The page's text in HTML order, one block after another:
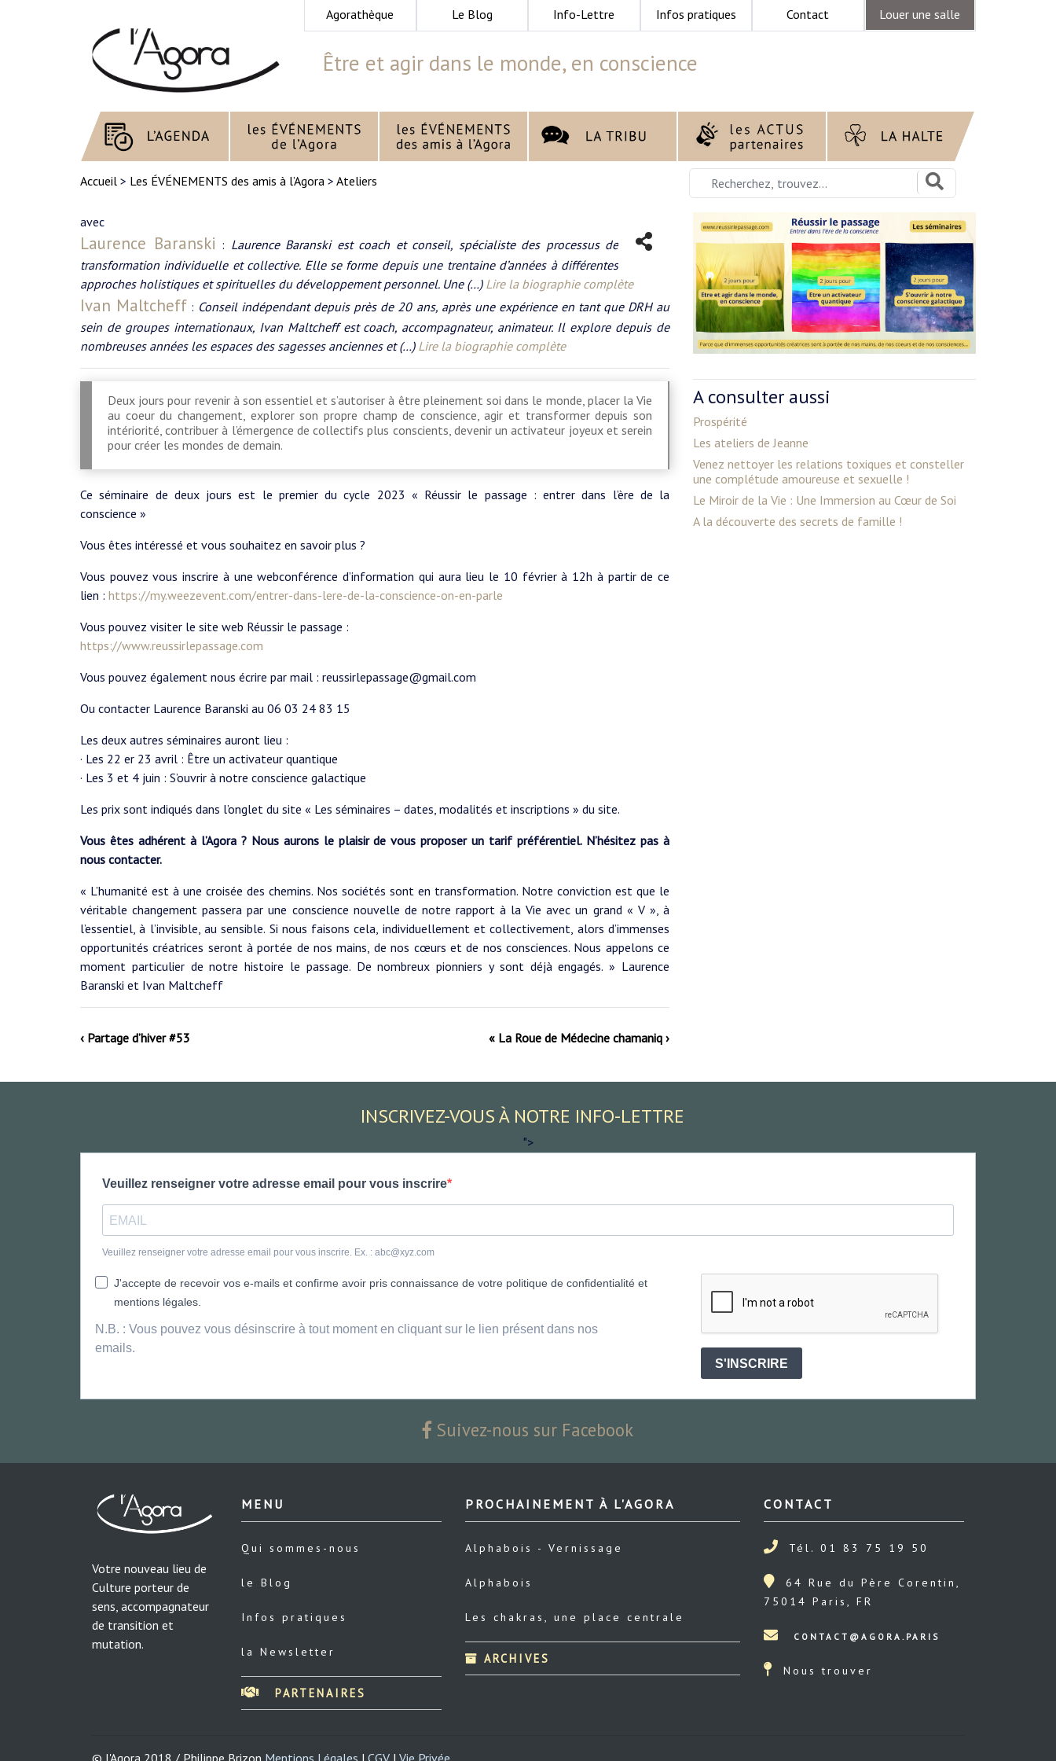
Agorathèque Le Blog Info-Lettre Infos pratiques Contact Louer une salle
Être et agir dans le monde, en conscience
Accueil > Les ÉVÉNEMENTS des amis à l’Agora > Ateliers
avec
Laurence Baranski : Laurence Baranski est coach et conseil, spécialiste des processus de
transformation individuelle et collective. Elle se forme depuis une trentaine d’années à différentes
approches holistiques et spirituelles du développement personnel. Une (…) Lire la biographie complète
Ivan Maltcheff : Conseil indépendant depuis près de 20 ans, après une expérience en tant que DRH au
sein de groupes internationaux, Ivan Maltcheff est coach, accompagnateur, animateur. Il explore depuis de
nombreuses années les espaces des sagesses anciennes et (…) Lire la biographie complète
​Deux jours pour revenir à son essentiel et s’autoriser à être pleinement soi dans le monde, placer la Vie
au coeur du changement, explorer son propre champ de conscience, agir et transformer depuis son
intériorité, contribuer à l’émergence de collectifs plus conscients, devenir un activateur joyeux et serein
pour créer les mondes de demain.
Ce séminaire de deux jours est le premier du cycle 2023 « Réussir le passage : entrer dans l’ère de la
conscience »
Vous êtes intéressé et vous souhaitez en savoir plus ?
Vous pouvez vous inscrire à une webconférence d’information qui aura lieu le 10 février à 12h à partir de ce
lien : https://my.weezevent.com/entrer-dans-lere-de-la-conscience-on-en-parle
Vous pouvez visiter le site web Réussir le passage :
https://www.reussirlepassage.com
Vous pouvez également nous écrire par mail : reussirlepassage@gmail.com
Ou contacter Laurence Baranski au 06 03 24 83 15
Les deux autres séminaires auront lieu :
· Les 22 er 23 avril : Être un activateur quantique
· Les 3 et 4 juin : S’ouvrir à notre conscience galactique
Les prix sont indiqués dans l’onglet du site « Les séminaires – dates, modalités et inscriptions » du site.
Vous êtes adhérent à l’Agora ? Nous aurons le plaisir de vous proposer un tarif préférentiel. N’hésitez pas à
nous contacter.
« L’humanité est à une croisée des chemins. Nos sociétés sont en transformation. Notre conviction est que le
véritable changement passera par une conscience nouvelle de notre rapport à la Vie avec un grand « V », à
l’essentiel, à l’invisible, au sensible. Si nous faisons cela, individuellement et collectivement, alors d’immenses
opportunités créatrices seront à portée de nos mains, de nos cœurs et de nos consciences. Nous appelons ce
moment particulier de notre histoire le passage. De nombreux pionniers y sont déjà engagés. » Laurence
Baranski et Ivan Maltcheff
‹ Partage d’hiver #53 « La Roue de Médecine chamaniq ›
A consulter aussi
Prospérité
Les ateliers de Jeanne
Venez nettoyer les relations toxiques et consteller
une complétude amoureuse et sexuelle !
Le Miroir de la Vie : Une Immersion au Cœur de Soi
A la découverte des secrets de famille !
INSCRIVEZ-VOUS À NOTRE INFO-LETTRE
">
Veuillez renseigner votre adresse email pour vous inscrire
Veuillez renseigner votre adresse email pour vous inscrire. Ex. : abc@xyz.com
J'accepte de recevoir vos e-mails et confirme avoir pris connaissance de votre politique de confidentialité et
mentions légales.
N.B. : Vous pouvez vous désinscrire à tout moment en cliquant sur le lien présent dans nos
emails.
S'INSCRIRE
Suivez-nous sur Facebook
Votre nouveau lieu de
Culture porteur de
sens, accompagnateur
de transition et
mutation.
MENU
Qui sommes-nous
le Blog
Infos pratiques
la Newsletter
PARTENAIRES
PROCHAINEMENT À L'AGORA
Alphabois - Vernissage
Alphabois
Les chakras, une place centrale
ARCHIVES
CONTACT
Tél. 01 83 75 19 50
64 Rue du Père Corentin,
75014 Paris, FR
Nous trouver
© l'Agora 2018 / Philippe Brizon Mentions Légales | CGV | Vie Privée